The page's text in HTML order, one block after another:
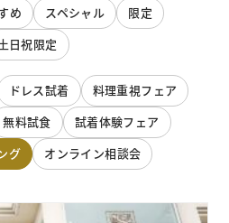
め スペシャル
限定
日祝限定
ドレス試着
料理重視フェア
無料試食
試着体験フェア
グ
オンライン相談会